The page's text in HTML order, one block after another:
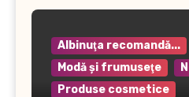
Albinuţa recomandă...
Modă şi frumuseţe
Produse cosmetice